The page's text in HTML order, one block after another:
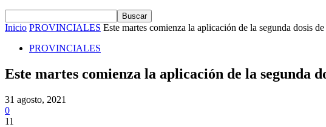
Inicio PROVINCIALES Este martes comienza la aplicación de la segunda dosis
PROVINCIALES
Este martes comienza la aplicación de la segunda
31 agosto, 2021
0
11